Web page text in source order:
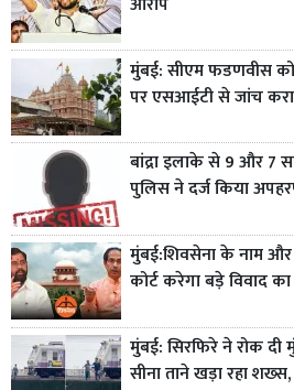
मुंबई: सीएम फडणवीस को
पर एसआईटी से जांच
बांद्रा इलाके से 9 और 7
पुलिस ने दर्ज किया
मुंबई:शिवसेना के नाम और
कोर्ट करेगा बड़े विवाद
मुंबई: सिरफिरे ने रोक
सीना ताने खड़ा रहा